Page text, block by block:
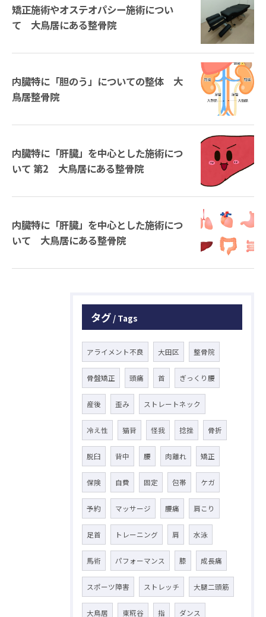
矯正施術やオステオパシー施術につい
て 大鳥居にある整骨院
内臓特に「胆のう」についての整体 大
鳥居整骨院
内臓特に「肝臓」を中心とした施術につ
いて 第2 大鳥居にある整骨院
内臓特に「肝臓」を中心とした施術につ
いて 大鳥居にある整骨院
タグ Tags
アライメント不良 大田区 整骨院
骨盤矯正 頭痛 首 ぎっくり腰
産後 歪み ストレートネック
冷え性 猫背 怪我 捻挫 骨折
脱臼 背中 腰 肉離れ 矯正
保険 自費 固定 包帯 ケガ
予約 マッサージ 腰痛 肩こり
足首 トレーニング 肩 水泳
馬術 パフォーマンス 膝 成長痛
スポーツ障害 ストレッチ 大腿二頭筋
大鳥居 東糀谷 指 ダンス